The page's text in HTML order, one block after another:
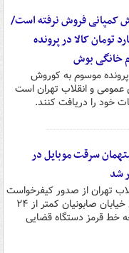
کمپانی فروش نرفته است/
و ۲۰۰ میلیارد تومان کالا در پرونده
خانگی بوش
موسوم به کوروش
عمومی و انقلاب تهران است
خود را دریافت کنند.
سرقت موبایل در
شد
تهران از صدور کیفرخواست
در پرونده موبایل قاپی خیابان صابونیان کمتر از ۲۴
خط قرمز دستگاه قضایی